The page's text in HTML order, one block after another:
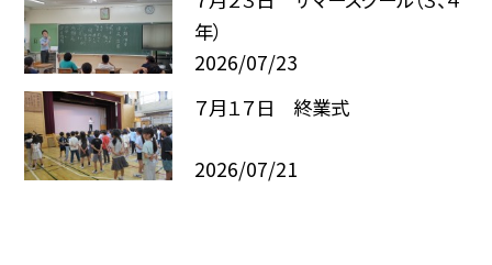
年）
2026/07/23
７月１７日 終業式
2026/07/21